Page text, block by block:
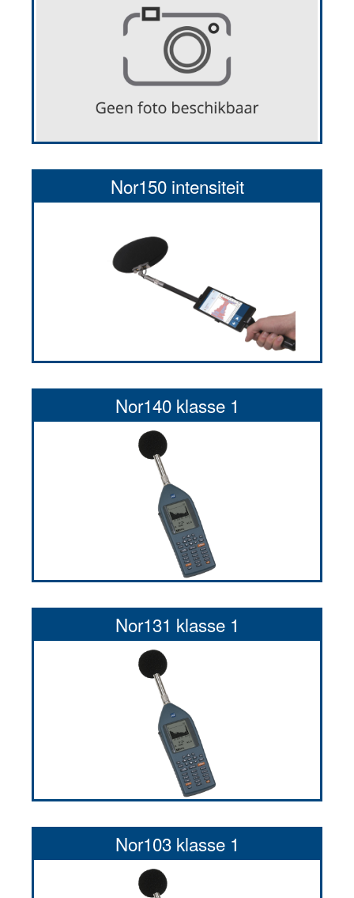
Nor150 intensiteit
Nor140 klasse 1
Nor131 klasse 1
Nor103 klasse 1